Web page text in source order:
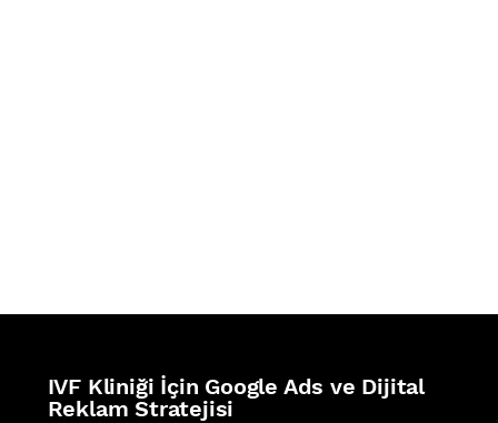
IVF Kliniği İçin Google Ads ve Dijital
Reklam Stratejisi